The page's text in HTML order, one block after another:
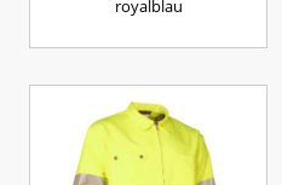
royalblau